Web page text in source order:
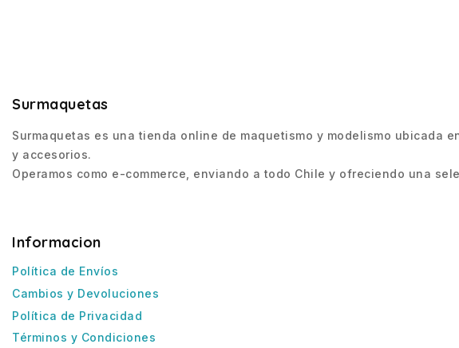
Surmaquetas
Surmaquetas es una tienda online de maquetismo y modelismo ubicada
y accesorios.
Operamos como e-commerce, enviando a todo Chile y ofreciendo una
Informacion
Política de Envíos
Cambios y Devoluciones
Política de Privacidad
Términos y Condiciones